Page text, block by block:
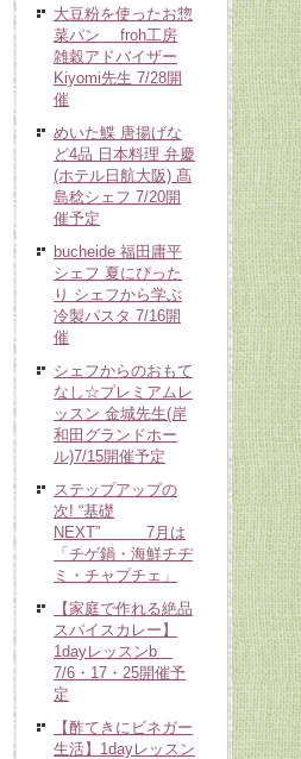
大豆粉を使ったお惣
菜パン froh工房
雑穀アドバイザー
Kiyomi先生 7/28開
催
めいた鰈 唐揚げな
ど4品 日本料理 弁慶
(ホテル日航大阪) 髙
島稔シェフ 7/20開
催予定
bucheide 福田庸平
シェフ 夏にぴった
り シェフから学ぶ
冷製パスタ 7/16開
催
シェフからのおもて
なし☆プレミアムレ
ッスン 金城先生(岸
和田グランドホー
ル)7/15開催予定
ステップアップの
次! “基礎
NEXT” 7月は
「チゲ鍋・海鮮チヂ
ミ・チャプチェ」
【家庭で作れる絶品
スパイスカレー】
1dayレッスンb
7/6・17・25開催予
定
【酢てきにビネガー
生活】1dayレッスン